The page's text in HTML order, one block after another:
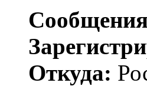
Откуда: